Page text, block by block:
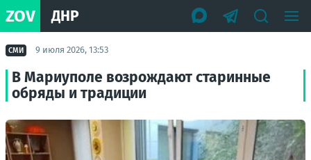
ZOV ДНР
СМИ 9 июля 2026, 13:53
В Мариуполе возрождают старинные
обряды и традиции